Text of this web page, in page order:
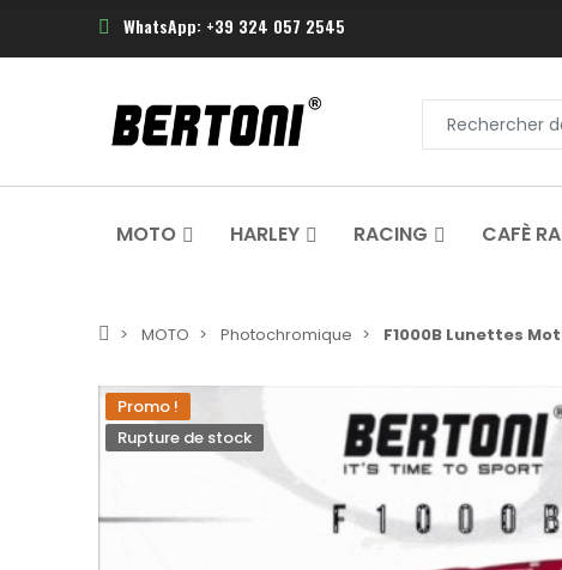
WhatsApp: +39 324 057 2545
MOTO HARLEY RACING CAFÈ
MOTO Photochromique F1000B Lunettes
Promo !
Rupture de stock